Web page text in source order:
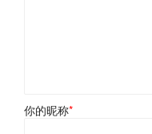
你的昵称*